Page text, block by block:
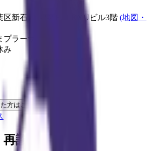
新石川2-2-2 FUJIKYUビル3階 (地図・
プラーザ駅
み
方はこちら
再診外来